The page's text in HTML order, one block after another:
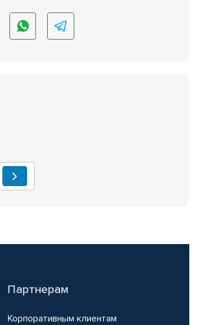
Партнерам
Корпоративным клиентам